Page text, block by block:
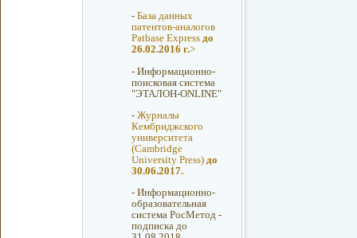
- База данных
патентов-аналогов
Patbase Express до
26.02.2016 г.>
- Информационно-
поисковая система
"ЭТАЛОН-ONLINE"
- Журналы
Кембриджского
университета
(Cambridge
University Press) до
30.06.2017.
- Информационно-
образовательная
система РосМетод -
подписка до